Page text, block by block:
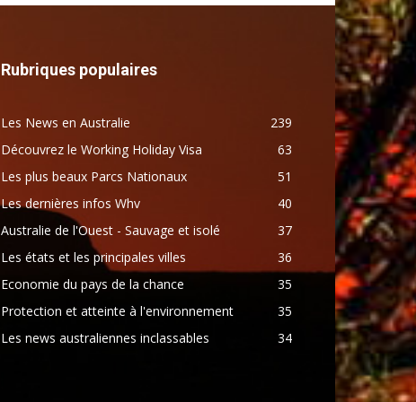
Rubriques populaires
Les News en Australie
239
Découvrez le Working Holiday Visa
63
Les plus beaux Parcs Nationaux
51
Les dernières infos Whv
40
Australie de l'Ouest - Sauvage et isolé
37
Les états et les principales villes
36
Economie du pays de la chance
35
Protection et atteinte à l'environnement
35
Les news australiennes inclassables
34